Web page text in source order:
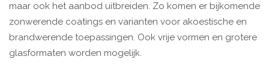
maar ook het aanbod uitbreiden. Zo komen er bijkomende
zonwerende coatings en varianten voor akoestische en
brandwerende toepassingen. Ook vrije vormen en grotere
glasformaten worden mogelijk.